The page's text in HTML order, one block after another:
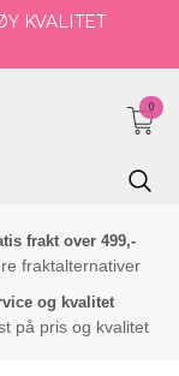
KVALITET
0
frakt over 499,-
fraktalternativer
og kvalitet
på pris og kvalitet